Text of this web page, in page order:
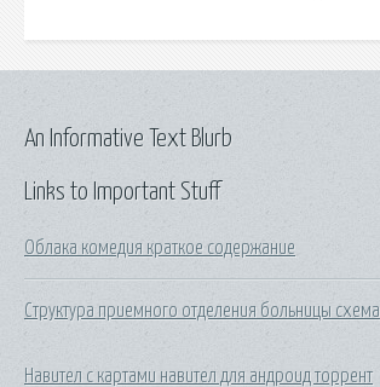
Links to Important Stuff
Облака комедия краткое содержание
Структура приемного отделения больницы схема
Навител с картами навител для андроид торрент
An Informative Text Blurb